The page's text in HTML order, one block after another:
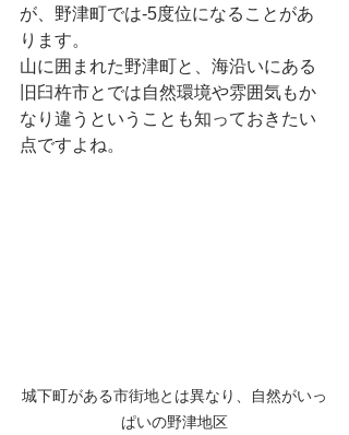
が、野津町では-5度位になることがあ
ります。
山に囲まれた野津町と、海沿いにある
旧臼杵市とでは自然環境や雰囲気もか
なり違うということも知っておきたい
点ですよね。
城下町がある市街地とは異なり、自然がいっ
ぱいの野津地区